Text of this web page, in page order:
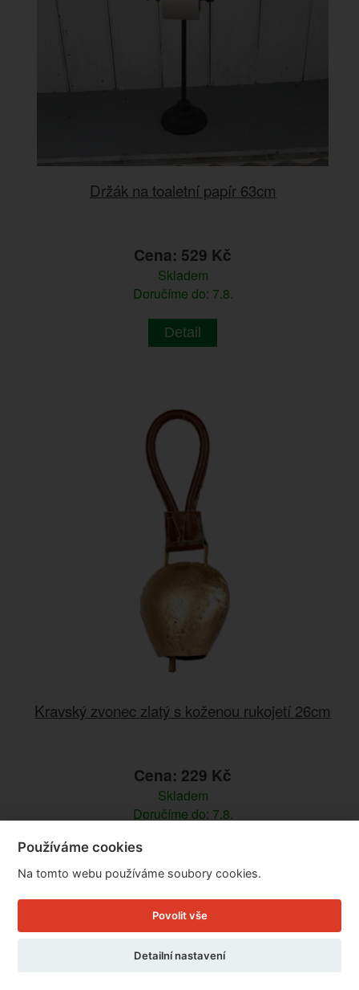
Držák na toaletní papír 63cm
Cena: 529 Kč
Skladem
Doručíme do: 7.8.
Detail
Kravský zvonec zlatý s koženou rukojetí 26cm
Cena: 229 Kč
Skladem
Doručíme do: 7.8.
Používáme cookies
Na tomto webu používáme soubory cookies.
Povolit vše
Detailní nastavení